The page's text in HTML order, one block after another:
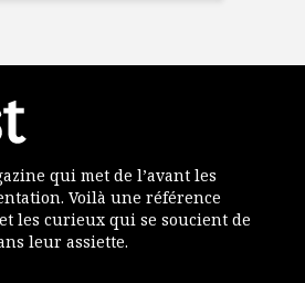
qui met de l’avant les
Voilà une référence
les curieux qui se soucient de
leur assiette.